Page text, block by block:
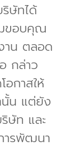
ษัทได้
ขอบคุณ
าน ตลอด
กล่าว
อกาสให้
นั้น แต่ยัง
ษัท และ
ารพัฒนา